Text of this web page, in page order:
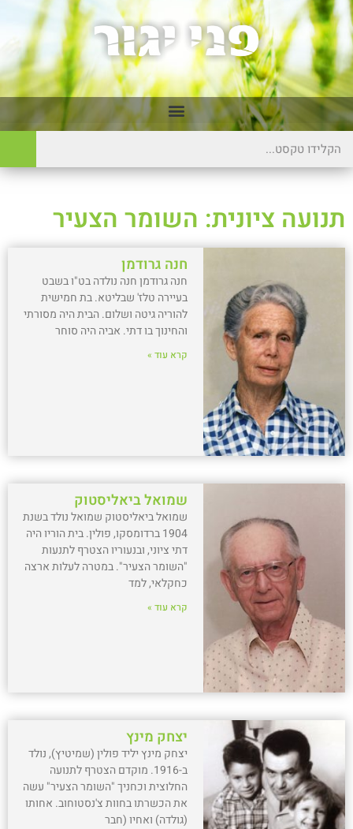
תנועה ציונית: השומר הצעיר
חנה גרודמן
חנה גרודמן חנה נולדה בט"ו בשבט
בעיירה טלז' שבליטא. בת חמישית
להוריה גיטה ושלום. הבית היה מסורתי
והחינוך בו דתי. אביה היה סוחר
קרא עוד »
שמואל ביאליסטוק
שמואל ביאליסטוק שמואל נולד בשנת
1904 ברדומסקו, פולין. בית הוריו היה
דתי ציוני, ובנעוריו הצטרף לתנעות
"השומר הצעיר". במטרה לעלות ארצה
כחקלאי, למד
קרא עוד »
יצחק מינץ
יצחק מינץ יליד פולין (שמיטיץ), נולד
ב-1916. מוקדם הצטרף לתנועה
החלוצית וכחניך "השומר הצעיר" עשה
את הכשרתו בחוות צ'נסטוחוב. אחותו
(גולדה) ואחיו (חבר